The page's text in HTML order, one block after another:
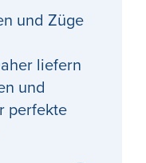
und Züge
liefern
und
perfekte